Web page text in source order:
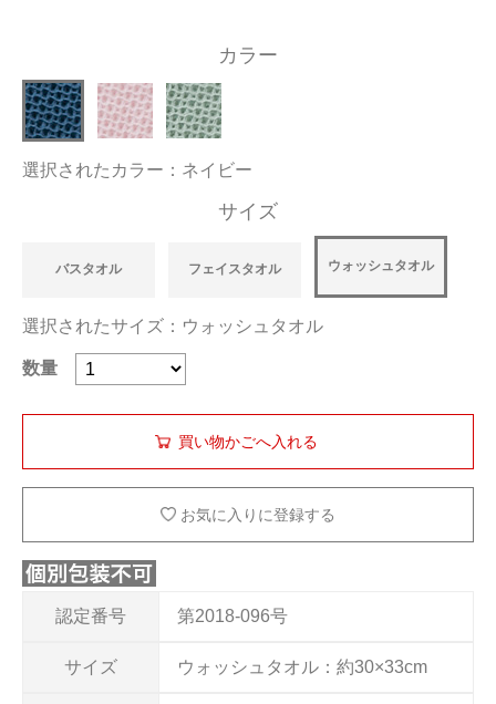
大量購入・法人向けの購入の方は
お問い合わせ
認定番号 第2018-096号
サイズ ウォッシュタオル：約30×33cm
カラー
選択されたカラー：ネイビー
サイズ
バスタオル フェイスタオル ウォッシュタオル
選択されたサイズ：ウォッシュタオル
数量
お気に入りに登録する